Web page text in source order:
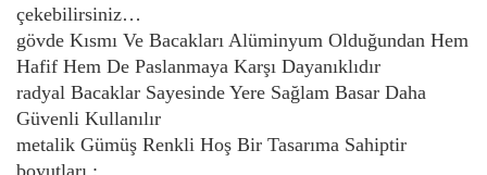
çekebilirsiniz…
gövde Kısmı Ve Bacakları Alüminyum Olduğundan Hem
Hafif Hem De Paslanmaya Karşı Dayanıklıdır
radyal Bacaklar Sayesinde Yere Sağlam Basar Daha
Güvenli Kullanılır
metalik Gümüş Renkli Hoş Bir Tasarıma Sahiptir
boyutları :